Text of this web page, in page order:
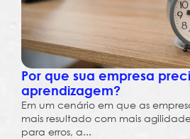
Por que sua empresa
aprendizagem?
Em um cenário em que as
mais resultado com mais
para erros, a...